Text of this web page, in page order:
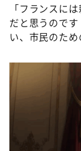
「フランスに
だと思うので
い、市民のため